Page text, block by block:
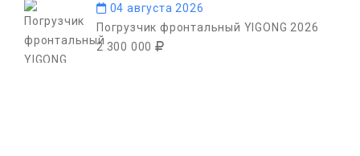
04 августа 2026
Погрузчик фронтальный YIGONG 2026
2 300 000